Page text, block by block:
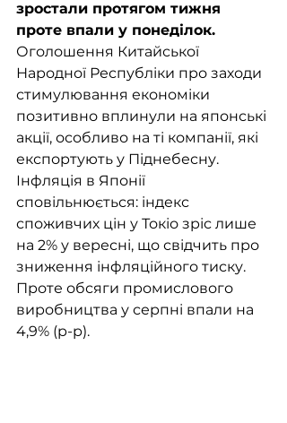
зростали протягом тижня
проте впали у понеділок.
Оголошення Китайської
Народної Республіки про заходи
стимулювання економіки
позитивно вплинули на японські
акції, особливо на ті компанії, які
експортують у Піднебесну.
Інфляція в Японії
сповільнюється: індекс
споживчих цін у Токіо зріс лише
на 2% у вересні, що свідчить про
зниження інфляційного тиску.
Проте обсяги промислового
виробництва у серпні впали на
4,9% (р-р).